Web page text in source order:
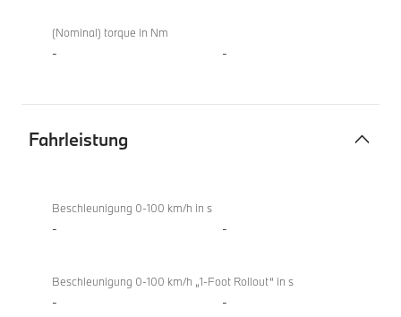
(Nominal) torque in Nm
- -
Fahrleistung
Beschleunigung 0-100 km/h in s
- -
Beschleunigung 0-100 km/h „1-Foot Rollout“ in s
- -